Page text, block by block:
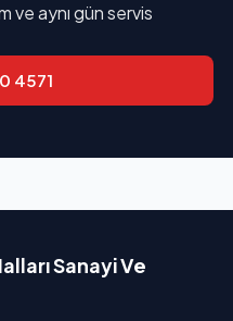
ve aynı gün servis
4571
Sanayi Ve